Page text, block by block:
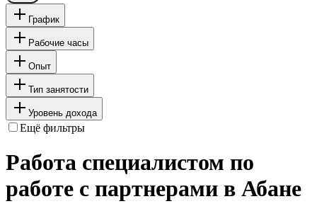
График
Рабочие часы
Опыт
Тип занятости
Уровень дохода
Ещё фильтры
Работа специалистом по
работе с партнерами в Абане